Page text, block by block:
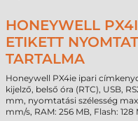
HONEYWELL
ETIKETT
TARTALMA
Honeywell PX4ie ipari
kijelző, belső óra (RTC), USB,
mm, nyomtatási szélesség
mm/s, RAM: 256 MB, Flash: 128